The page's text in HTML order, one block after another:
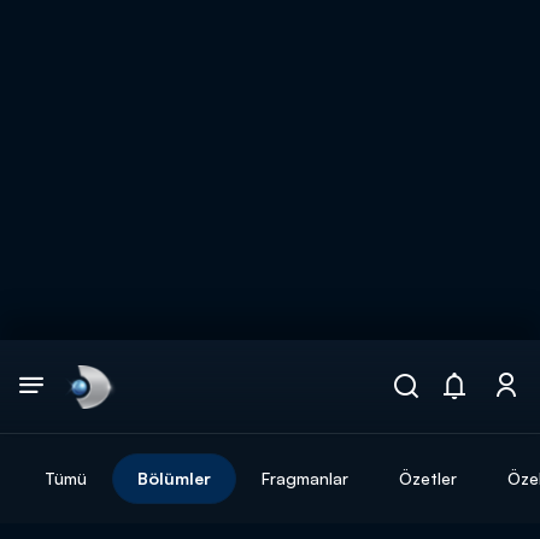
Tümü Bölümler Fragmanlar Özetler